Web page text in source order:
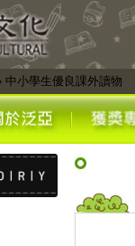
中小學生優良課外讀物